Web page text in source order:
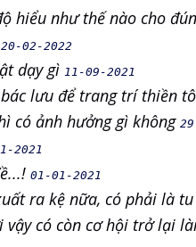
hiểu như thế nào cho
20-02-2022
dạy gì 11-09-2021
lưu để trang trí thiền
có ảnh hưởng gì không
2021
01-01-2021
ra kệ nữa, có phải là
vậy có còn cơ hội trở lại